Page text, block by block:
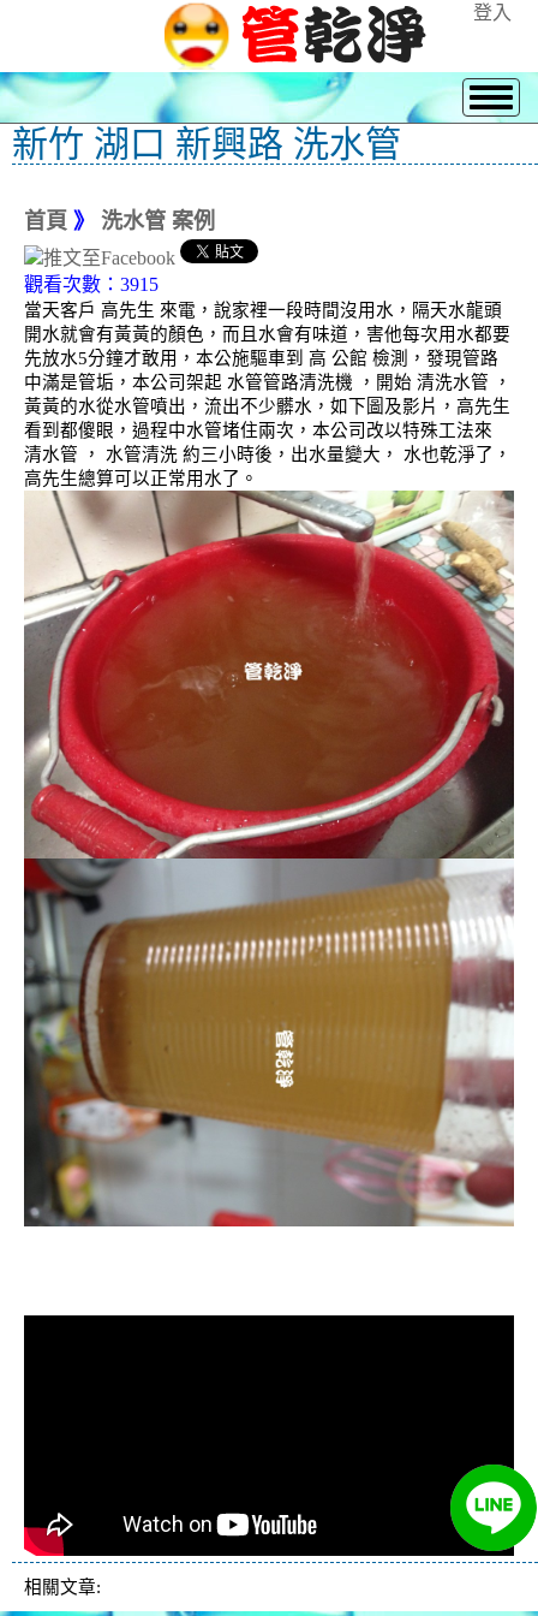
登入
新竹 湖口 新興路 洗水管
首頁 》 洗水管 案例
觀看次數：3915
當天客戶 高先生 來電，說家裡一段時間沒用水，隔天水龍頭
開水就會有黃黃的顏色，而且水會有味道，害他每次用水都要
先放水5分鐘才敢用，本公施驅車到 高 公館 檢測，發現管路
中滿是管垢，本公司架起 水管管路清洗機 ，開始 清洗水管 ，
黃黃的水從水管噴出，流出不少髒水，如下圖及影片，高先生
看到都傻眼，過程中水管堵住兩次，本公司改以特殊工法來
清水管 ， 水管清洗 約三小時後，出水量變大， 水也乾淨了，
高先生總算可以正常用水了。
相關文章: